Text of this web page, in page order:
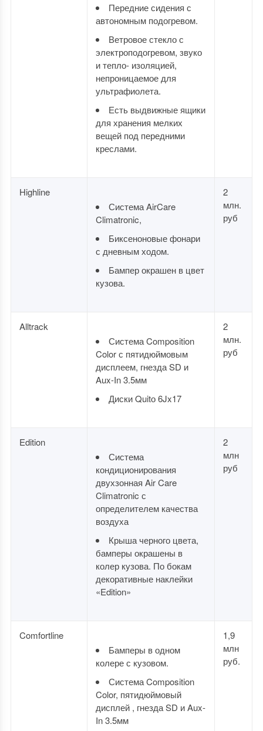
Передние сидения с
автономным подогревом.
Ветровое стекло с
электроподогревом, звуко
и тепло- изоляцией,
непроницаемое для
ультрафиолета.
Есть выдвижные ящики
для хранения мелких
вещей под передними
креслами.
Highline
Система AirCare
Climatronic,
Биксеноновые фонари
с дневным ходом.
Бампер окрашен в цвет
кузова.
2
млн.
руб
Alltrack
Система Composition
Color с пятидюймовым
дисплеем, гнезда SD и
Aux-In 3.5мм
Диски Quitо 6Jx17
2
млн.
руб
Edition
Система
кондиционирования
двухзонная Air Care
Climatronic с
определителем качества
воздуха
Крыша черного цвета,
бамперы окрашены в
колер кузова. По бокам
декоративные наклейки
«Edition»
2
млн
руб
Comfortline
Бамперы в одном
колере с кузовом.
Система Composition
Color, пятидюймовый
дисплей , гнезда SD и Aux-
In 3.5мм
1,9
млн
руб.